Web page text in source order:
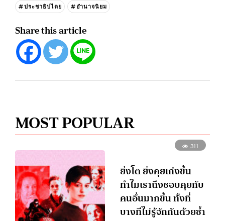
#ประชาธิปไตย
#อำนาจนิยม
Share this article
MOST POPULAR
311
ยิ่งโต ยิ่งคุยเก่งขึ้น
ทำไมเราถึงชอบคุยกับ
คนอื่นมากขึ้น ทั้งที่
บางทีไม่รู้จักกันด้วยซ้ำ